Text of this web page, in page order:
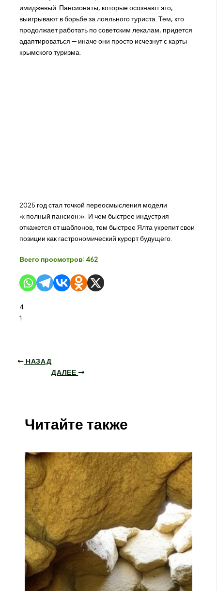
имиджевый. Пансионаты, которые осознают это,
выигрывают в борьбе за лояльного туриста. Тем, кто
продолжает работать по советским лекалам, придется
адаптироваться — иначе они просто исчезнут с карты
крымского туризма.
2025 год стал точкой переосмысления модели
«полный пансион». И чем быстрее индустрия
откажется от шаблонов, тем быстрее Ялта укрепит свои
позиции как гастрономический курорт будущего.
Всего просмотров: 462
4
1
НАЗАД
ДАЛЕЕ
Читайте также